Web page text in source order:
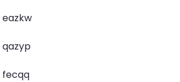
eazkw
qazyp
fecqq